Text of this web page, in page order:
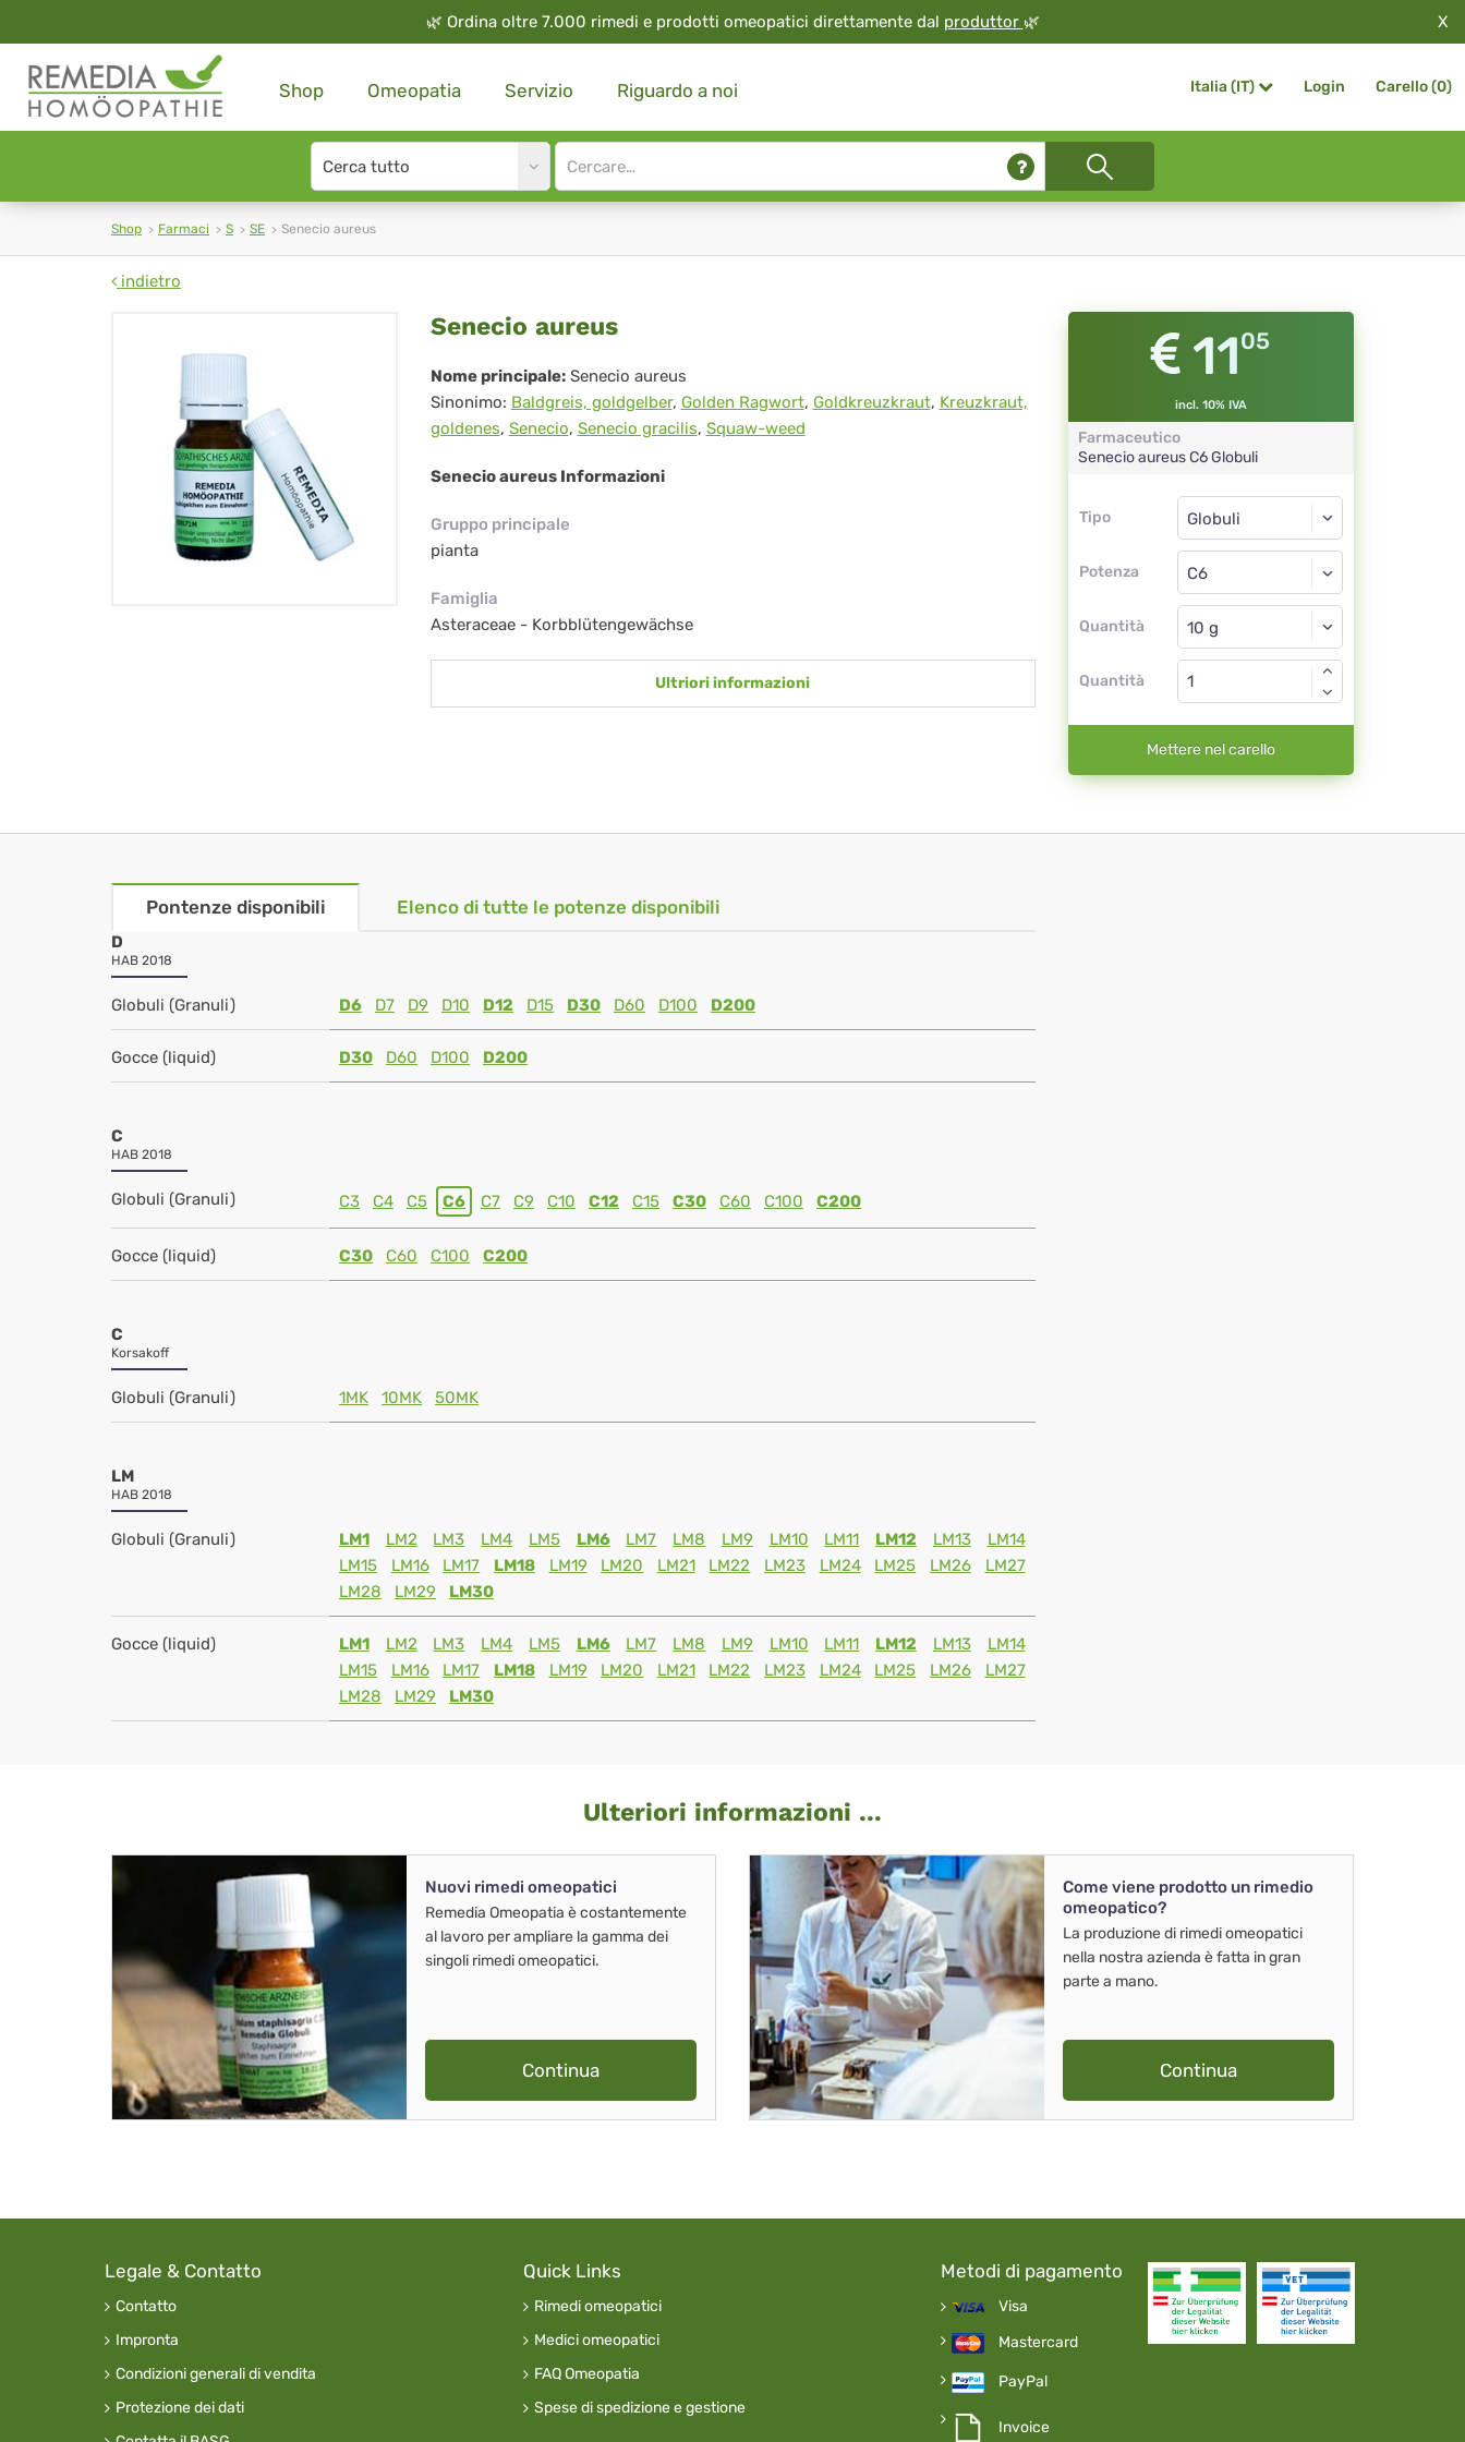
🌿 Ordina oltre 7.000 rimedi e prodotti omeopatici direttamente dal produttor 🌿 X
Shop Omeopatia Servizio Riguardo a noi Italia (IT) Login Carello (0)
Search
type
Site
search
Shop Farmaci S SE Senecio aureus
indietro
Senecio
aureus
Senecio aureus
Nome principale: Senecio aureus
Sinonimo: Baldgreis, goldgelber, Golden Ragwort, Goldkreuzkraut, Kreuzkraut,
goldenes, Senecio, Senecio gracilis, Squaw-weed
Senecio aureus Informazioni
Gruppo principale
pianta
Famiglia
Asteraceae - Korbblütengewächse
Ultriori informazioni
1105
incl. 10% IVA
Farmaceutico
Senecio aureusC6 Globuli
Tipo
Tipo
Potenza
Globuli
C6
Quantità
Globuli
Quantità
Mettere nel carello
Pontenze disponibili Elenco di tutte le potenze disponibili
D
HAB 2018
Globuli (Granuli) D6 D7 D9 D10 D12 D15 D30 D60 D100 D200
Gocce (liquid) D30 D60 D100 D200
C
HAB 2018
Globuli (Granuli) C3 C4 C5 C6 C7 C9 C10 C12 C15 C30 C60 C100 C200
Gocce (liquid) C30 C60 C100 C200
C
Korsakoff
Globuli (Granuli) 1MK 10MK 50MK
LM
HAB 2018
Globuli (Granuli) LM1 LM2 LM3 LM4 LM5 LM6 LM7 LM8 LM9 LM10 LM11 LM12 LM13
LM14
LM15
LM16 LM17 LM18 LM19 LM20 LM21 LM22 LM23 LM24 LM25 LM26
LM27
LM28
LM29 LM30
Gocce (liquid) LM1 LM2 LM3 LM4 LM5 LM6 LM7 LM8 LM9 LM10 LM11 LM12 LM13
LM14
LM15
LM16 LM17 LM18 LM19 LM20 LM21 LM22 LM23 LM24 LM25 LM26
LM27
LM28
LM29 LM30
Ulteriori informazioni ...
Nuovi rimedi omeopatici
Remedia Omeopatia è costantemente
al lavoro per ampliare la gamma dei
singoli rimedi omeopatici.
Continua
Come viene prodotto un rimedio
omeopatico?
La produzione di rimedi omeopatici
nella nostra azienda è fatta in gran
parte a mano.
Continua
Legale & Contatto
Contatto
Impronta
Condizioni generali di vendita
Protezione dei dati
Quick Links
Rimedi omeopatici
Medici omeopatici
FAQ Omeopatia
Spese di spedizione e gestione
Metodi di pagamento
Visa
Mastercard
PayPal
Invoice